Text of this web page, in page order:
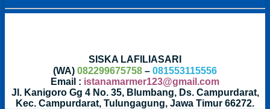
SISKA LAFILIASARI
(WA) 082299675758 – 081553115556
Email : istanamarmer123@gmail.com
Jl. Kanigoro Gg 4 No. 35, Blumbang, Ds. Campurdarat,
Kec. Campurdarat, Tulungagung, Jawa Timur 66272.